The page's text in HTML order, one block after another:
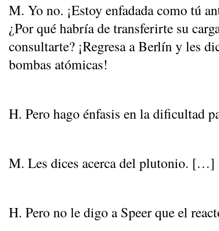
M. Yo no. ¡Estoy enfadada como tú
¿Por qué habría de transferirte su
consultarte? ¡Regresa a Berlín y les
bombas atómicas!
H. Pero hago énfasis en la dificultad
M. Les dices acerca del plutonio. […]
H. Pero no le digo a Speer que el